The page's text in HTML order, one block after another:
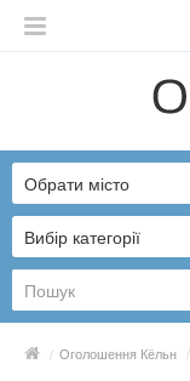
English
Русский
Українська
Вибір категорії
Обрати місто
/ Оголошення Кёльн /